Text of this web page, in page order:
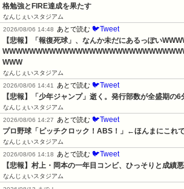
格勉強とFIRE達成を果たす
なんじぇいスタジアム
2026/08/06 14:48
あとで読む 🐦Tweet
【悲報】「報復死球」、なんか未だにあるっぽい
WWW
なんじぇいスタジアム
2026/08/06 14:41
あとで読む 🐦Tweet
【悲報】「少年ジャンプ」逝く。発行部数が全盛期の
なんじぇいスタジアム
2026/08/06 14:27
あとで読む 🐦Tweet
プロ野球「ピッチクロック！ABS！」←ほんまにこれ
なんじぇいスタジアム
2026/08/06 14:18
あとで読む 🐦Tweet
【悲報】村上・岡本の一年目コンビ、ひっそりと成績
なんじぇいスタジアム